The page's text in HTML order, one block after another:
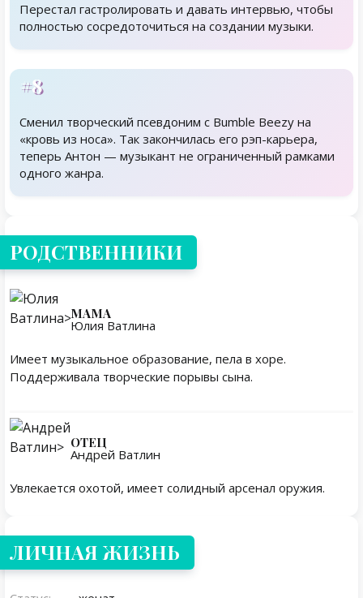
Перестал гастролировать и давать интервью, чтобы
полностью сосредоточиться на создании музыки.
#8
Сменил творческий псевдоним с Bumble Beezy на
«кровь из носа». Так закончилась его рэп-карьера,
теперь Антон — музыкант не ограниченный рамками
одного жанра.
Родственники
РОДСТВЕННИКИ
МАМА
Юлия Ватлина
Имеет музыкальное образование, пела в хоре.
Поддерживала творческие порывы сына.
ОТЕЦ
Андрей Ватлин
Увлекается охотой, имеет солидный арсенал оружия.
Личная жизнь
ЛИЧНАЯ ЖИЗНЬ